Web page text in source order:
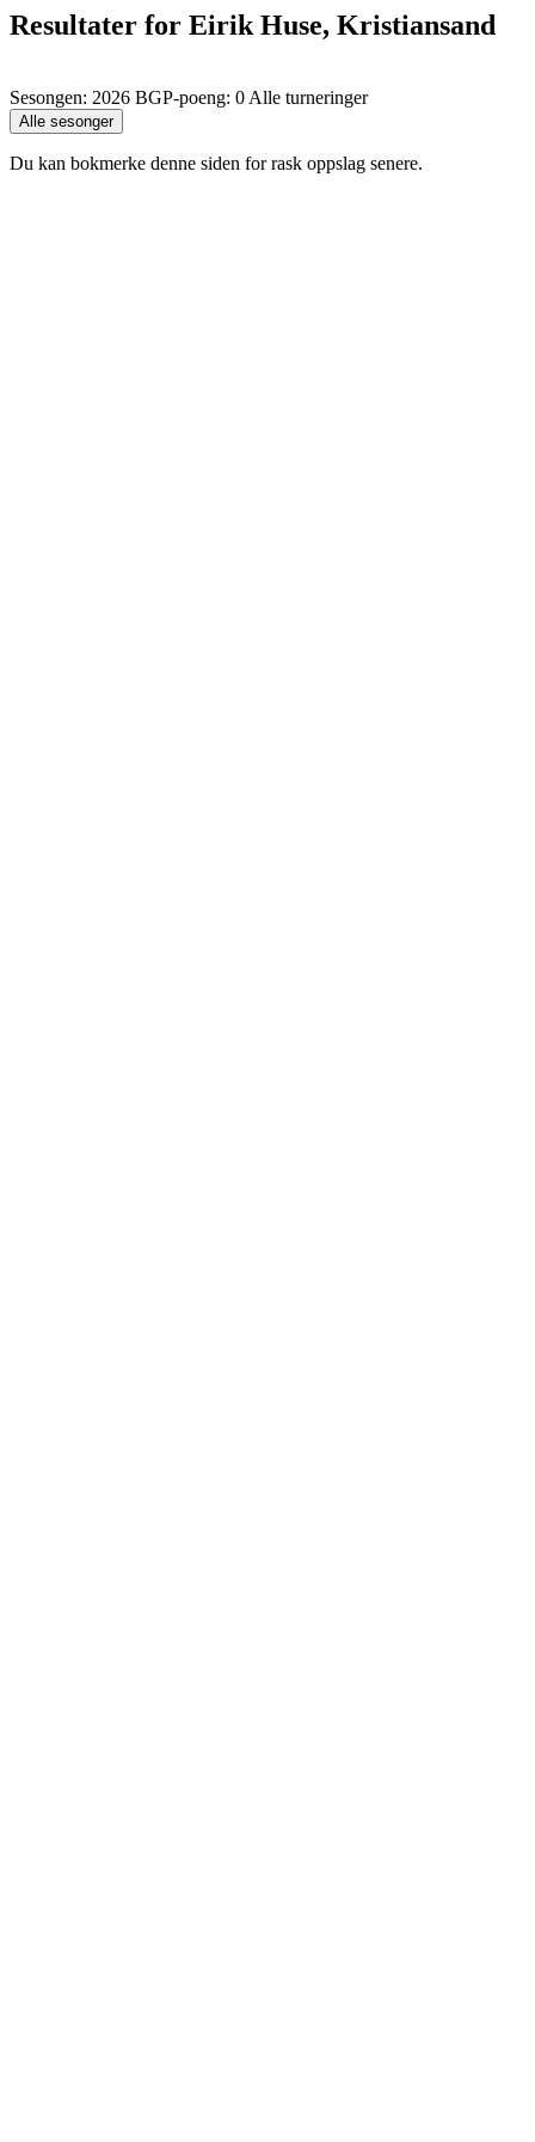
Resultater for Eirik Huse, Kristiansand
Sesongen: 2026 BGP-poeng: 0 Alle turneringer
Du kan bokmerke denne siden for rask oppslag senere.